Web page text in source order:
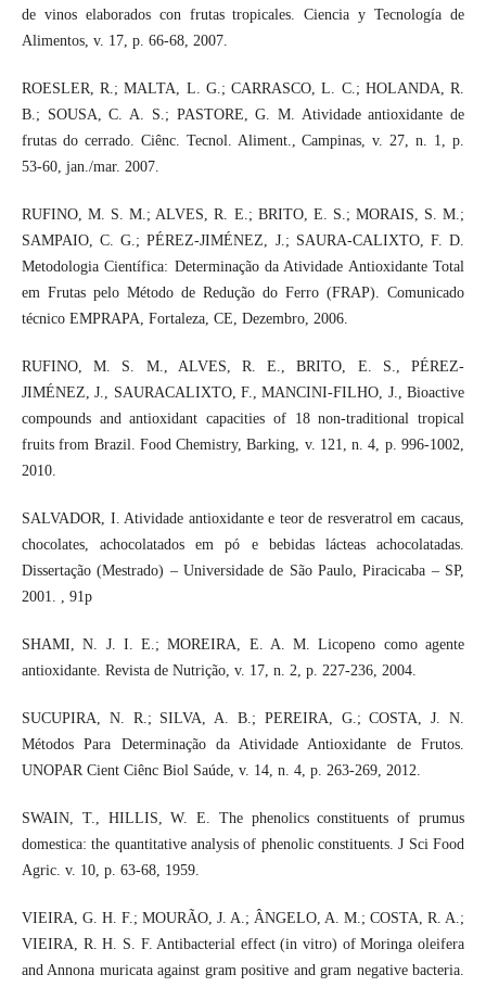
de vinos elaborados con frutas tropicales. Ciencia y Tecnología de
Alimentos, v. 17, p. 66-68, 2007.
ROESLER, R.; MALTA, L. G.; CARRASCO, L. C.; HOLANDA, R.
B.; SOUSA, C. A. S.; PASTORE, G. M. Atividade antioxidante de
frutas do cerrado. Ciênc. Tecnol. Aliment., Campinas, v. 27, n. 1, p.
53-60, jan./mar. 2007.
RUFINO, M. S. M.; ALVES, R. E.; BRITO, E. S.; MORAIS, S. M.;
SAMPAIO, C. G.; PÉREZ-JIMÉNEZ, J.; SAURA-CALIXTO, F. D.
Metodologia Científica: Determinação da Atividade Antioxidante Total
em Frutas pelo Método de Redução do Ferro (FRAP). Comunicado
técnico EMPRAPA, Fortaleza, CE, Dezembro, 2006.
RUFINO, M. S. M., ALVES, R. E., BRITO, E. S., PÉREZ-
JIMÉNEZ, J., SAURACALIXTO, F., MANCINI-FILHO, J., Bioactive
compounds and antioxidant capacities of 18 non-traditional tropical
fruits from Brazil. Food Chemistry, Barking, v. 121, n. 4, p. 996-1002,
2010.
SALVADOR, I. Atividade antioxidante e teor de resveratrol em cacaus,
chocolates, achocolatados em pó e bebidas lácteas achocolatadas.
Dissertação (Mestrado) – Universidade de São Paulo, Piracicaba – SP,
2001. , 91p
SHAMI, N. J. I. E.; MOREIRA, E. A. M. Licopeno como agente
antioxidante. Revista de Nutrição, v. 17, n. 2, p. 227-236, 2004.
SUCUPIRA, N. R.; SILVA, A. B.; PEREIRA, G.; COSTA, J. N.
Métodos Para Determinação da Atividade Antioxidante de Frutos.
UNOPAR Cient Ciênc Biol Saúde, v. 14, n. 4, p. 263-269, 2012.
SWAIN, T., HILLIS, W. E. The phenolics constituents of prumus
domestica: the quantitative analysis of phenolic constituents. J Sci Food
Agric. v. 10, p. 63-68, 1959.
VIEIRA, G. H. F.; MOURÃO, J. A.; ÂNGELO, A. M.; COSTA, R. A.;
VIEIRA, R. H. S. F. Antibacterial effect (in vitro) of Moringa oleifera
and Annona muricata against gram positive and gram negative bacteria.